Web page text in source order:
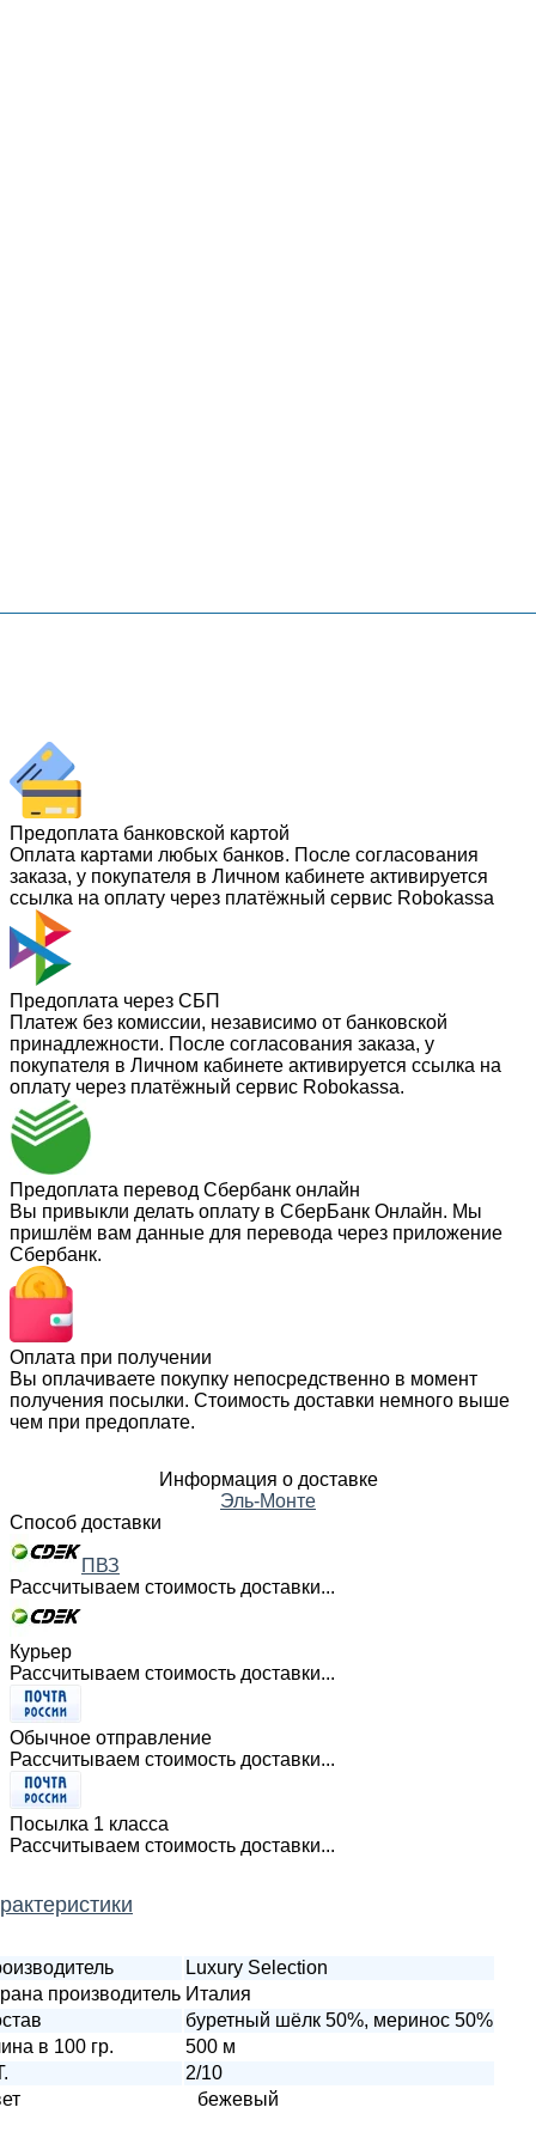
Предоплата банковской картой
Оплата картами любых банков. После согласования
заказа, у покупателя в Личном кабинете активируется
ссылка на оплату через платёжный сервис Robokassa
Предоплата через СБП
Платеж без комиссии, независимо от банковской
принадлежности. После согласования заказа, у
покупателя в Личном кабинете активируется ссылка на
оплату через платёжный сервис Robokassa.
Предоплата перевод Сбербанк онлайн
Вы привыкли делать оплату в СберБанк Онлайн. Мы
пришлём вам данные для перевода через приложение
Сбербанк.
Оплата при получении
Вы оплачиваете покупку непосредственно в момент
получения посылки. Стоимость доставки немного выше
чем при предоплате.
Информация о доставке
Эль-Монте
Способ доставки
ПВЗ
Рассчитываем стоимость доставки...
Курьер
Рассчитываем стоимость доставки...
Обычное отправление
Рассчитываем стоимость доставки...
Посылка 1 класса
Рассчитываем стоимость доставки...
Luxury Selection
производитель Италия
буретный шёлк 50%, меринос 50%
в 100 гр.
500 м
2/10
бежевый